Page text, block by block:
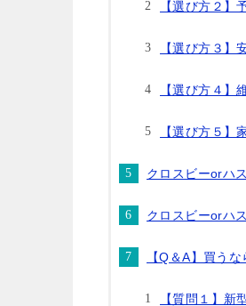
【選び方２】
【選び方３】
【選び方４】
【選び方５】
クロスビーorハ
クロスビーorハ
【Q＆A】買う
【質問１】新